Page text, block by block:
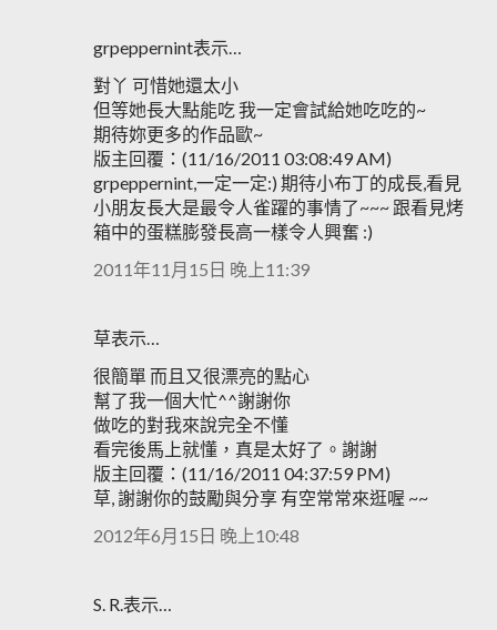
grpeppernint表示…
對丫 可惜她還太小
但等她長大點能吃 我一定會試給她吃吃的~
期待妳更多的作品歐~
版主回覆：(11/16/2011 03:08:49 AM)
grpeppernint,一定一定:) 期待小布丁的成長,看見
小朋友長大是最令人雀躍的事情了~~~ 跟看見烤
箱中的蛋糕膨發長高一樣令人興奮 :)
2011年11月15日 晚上11:39
草表示…
很簡單 而且又很漂亮的點心
幫了我一個大忙^^謝謝你
做吃的對我來說完全不懂
看完後馬上就懂，真是太好了。謝謝
版主回覆：(11/16/2011 04:37:59 PM)
草, 謝謝你的鼓勵與分享 有空常常來逛喔 ~~
2012年6月15日 晚上10:48
S. R.表示…